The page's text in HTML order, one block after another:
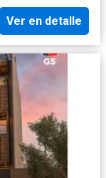
Ver en detalle